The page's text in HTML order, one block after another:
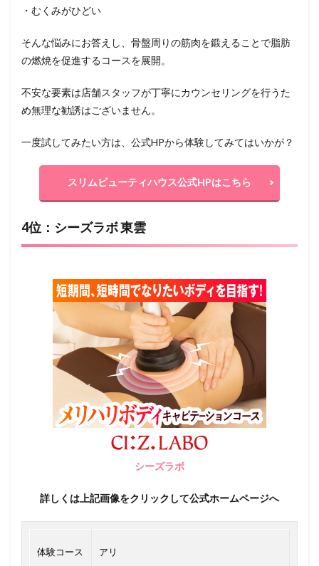
・むくみがひどい
そんな悩みにお答えし、骨盤周りの筋肉を鍛えることで脂肪
の燃焼を促進するコースを展開。
不安な要素は店舗スタッフが丁寧にカウンセリングを行うた
め無理な勧誘はございません。
一度試してみたい方は、公式HPから体験してみてはいかが？
スリムビューティハウス公式HPはこちら
4位：シーズラボ 東雲
シーズラボ
詳しくは上記画像をクリックして公式ホームページへ
体験コース アリ